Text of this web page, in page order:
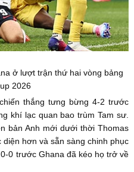
ở lượt trận thứ hai vòng bảng
2026
thắng tưng bừng 4-2 trước
khí lạc quan bao trùm Tam sư.
bản Anh mới dưới thời Thomas
hơn và sẵn sàng chinh phục
0 trước Ghana đã kéo họ trở về